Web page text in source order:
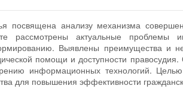
посвящена анализу механизма
рассмотрены актуальные проблемы
Выявлены преимущества и
помощи и доступности
информационных технологий.
для повышения эффективности